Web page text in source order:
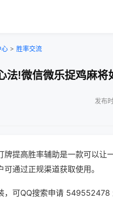
心 > 胜率交流
法!微信微乐捉鸡麻
发布
牌提高胜率辅助是一款可以让
可通过正规渠道获取使用。
，可QQ搜索申请 549552478